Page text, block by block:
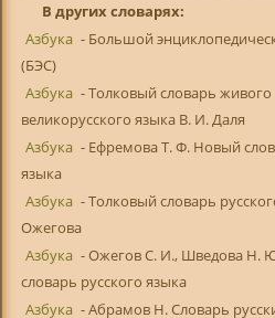
В других словарях:
Азбука - Большой
(БЭС)
Азбука - Толковый словарь живого
великорусского языка В. И. Даля
Азбука - Ефремова Т. Ф. Новый
языка
Азбука - Толковый словарь
Ожегова
Азбука - Ожегов С. И., Шведова Н.
словарь русского языка
Азбука - Абрамов Н. Словарь